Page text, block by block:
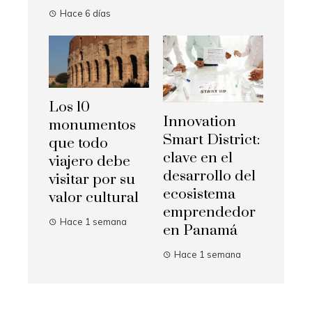
Hace 6 días
Los 10
monumentos
que todo
viajero debe
visitar por su
valor cultural
Hace 1 semana
Innovation
Smart District:
clave en el
desarrollo del
ecosistema
emprendedor
en Panamá
Hace 1 semana